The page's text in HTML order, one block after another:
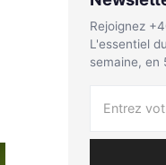
Rejoignez
L'essentiel
semaine, en